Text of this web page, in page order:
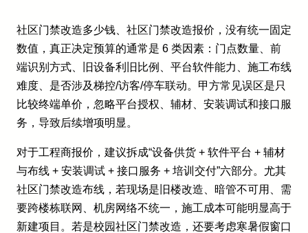
社区门禁改造多少钱、社区门禁改造报价，没有统一固定
数值，真正决定预算的通常是 6 类因素：门点数量、前
端识别方式、旧设备利旧比例、平台软件能力、施工布线
难度、是否涉及梯控/访客/停车联动。甲方常见误区是只
比较终端单价，忽略平台授权、辅材、安装调试和接口服
务，导致后续增项明显。
对于工程商报价，建议拆成“设备供货 + 软件平台 + 辅材
与布线 + 安装调试 + 接口服务 + 培训交付”六部分。尤其
社区门禁改造布线，若现场是旧楼改造、暗管不可用、需
要跨楼栋联网、机房网络不统一，施工成本可能明显高于
新建项目。若是校园社区门禁改造，还要考虑寒暑假窗口